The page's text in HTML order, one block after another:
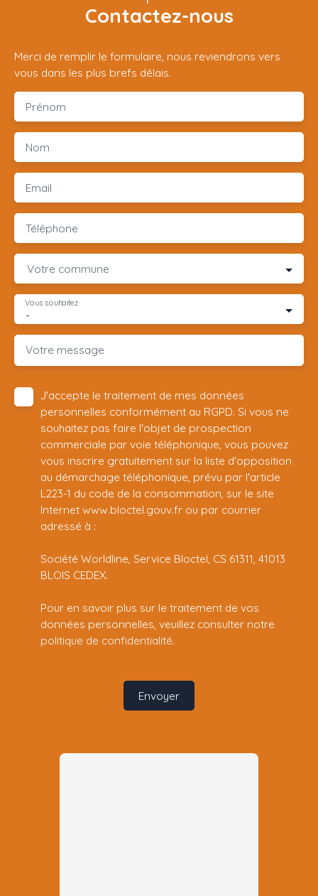
Contactez-nous
Merci de remplir le formulaire, nous reviendrons vers
vous dans les plus brefs délais.
Prénom
Nom
Email
Téléphone
Votre commune
-
Vous souhaitez
Votre message
J'accepte le traitement de mes données
personnelles conformément au RGPD. Si vous ne
souhaitez pas faire l'objet de prospection
commerciale par voie téléphonique, vous pouvez
vous inscrire gratuitement sur la liste d'opposition
au démarchage téléphonique, prévu par l'article
L223-1 du code de la consommation, sur le site
Internet www.bloctel.gouv.fr ou par courrier
adressé à :
Société Worldline, Service Bloctel, CS 61311, 41013
BLOIS CEDEX.
Pour en savoir plus sur le traitement de vos
données personnelles, veuillez consulter notre
politique de confidentialité.
Envoyer